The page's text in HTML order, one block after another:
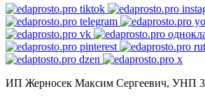
ИП Жерносек Максим Сергеевич, УНП